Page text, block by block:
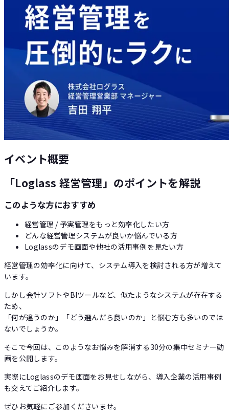
Loglass AI IR
イベント概要
「Loglass 経営管理」のポイントを解説
このような方におすすめ
経営管理 / 予実管理をもっと効率化したい方
どんな経営管理システムが良いか悩んでいる方
Loglassのデモ画面や他社の活用事例を見たい方
経営管理の効率化に向けて、システム導入を検討される方が増えて
います。
‍しかし会計ソフトやBIツールなど、似たようなシステムが存在する
ため、
「何が違うのか」「どう選んだら良いのか」と悩む方も多いのでは
ないでしょうか。
‍そこで今回は、このようなお悩みを解消する30分の集中セミナー動
画を公開します。
‍実際にLoglassのデモ画面をお見せしながら、導入企業の活用事例
も交えてご紹介します。
‍ぜひお気軽にご参加くださいませ。